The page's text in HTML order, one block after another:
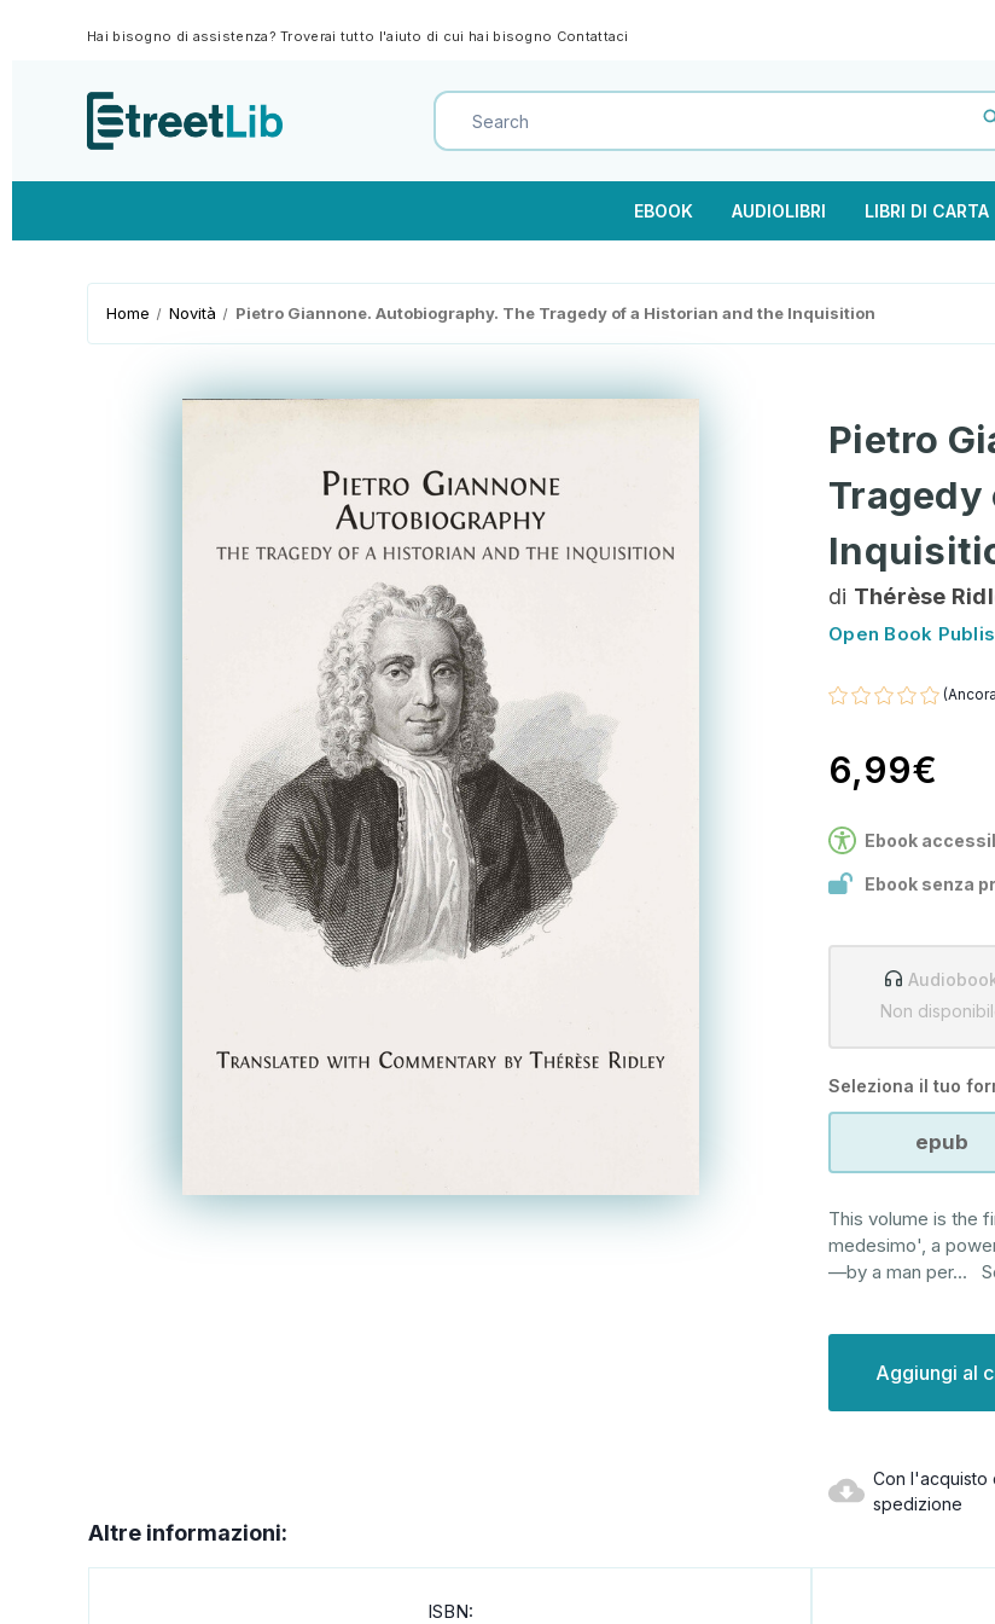
Hai bisogno di assistenza? Troverai tutto l'aiuto di cui hai bisogno Contattaci
EBOOK AUDIOLIBRI LIBRI DI CARTA
Home Novità Pietro Giannone. Autobiography. The Tragedy of a Historian and the Inquisition
Pietro
Tragedy
di Thérèse
Open Book
6,99€
Ebook senza
Ebook
Non
Seleziona il tuo
epub
This volume is the
medesimo', a
—by a man per...
attuale:
Con l'acquisto
spedizione
Altre informazioni:
ISBN: